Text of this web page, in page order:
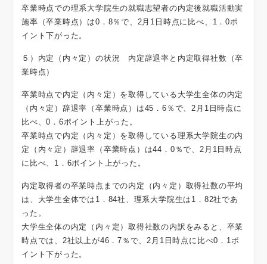
卒業時点での理系大学院生の就職志望者の内定後就職活動実
施率（卒業時点）は0．8％で、2月1日時点に比べ、1．0ポ
イント下がった。
５）内定（内々定）の状況 内定辞退率と内定取得社数（卒
業時点）
卒業時点で内定（内々定）を取得している大学生全体の内定
（内々定）辞退率（卒業時点）は45．6％で、2月1日時点に
比べ、0．6ポイント上がった。
卒業時点で内定（内々定）を取得している理系大学院生の内
定（内々定）辞退率（卒業時点）は44．0％で、2月1日時点
に比べ、1．6ポイント上がった。
内定取得者の卒業時点までの内定（内々定）取得社数の平均
は、大学生全体では1．84社、理系大学院生は1．82社であ
った。
大学生全体の内定（内々定）取得社数の内訳をみると、卒業
時点では、2社以上が46．7％で、2月1日時点に比べ0．1ポ
イント下がった。